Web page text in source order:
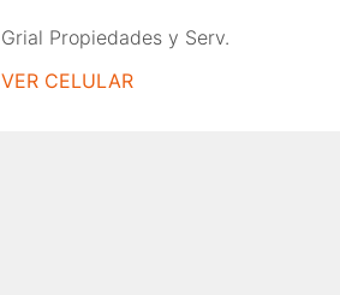
Grial Propiedades y Serv.
VER CELULAR